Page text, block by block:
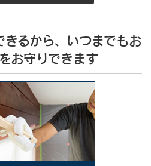
るから、いつまでもお
お守りできます